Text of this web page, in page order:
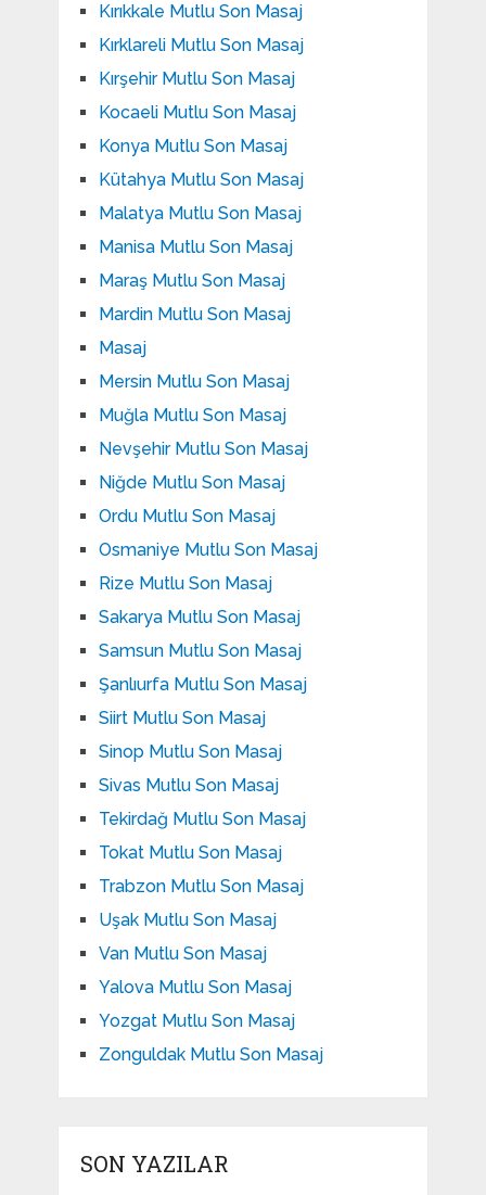
Kırıkkale Mutlu Son Masaj
Kırklareli Mutlu Son Masaj
Kırşehir Mutlu Son Masaj
Kocaeli Mutlu Son Masaj
Konya Mutlu Son Masaj
Kütahya Mutlu Son Masaj
Malatya Mutlu Son Masaj
Manisa Mutlu Son Masaj
Maraş Mutlu Son Masaj
Mardin Mutlu Son Masaj
Masaj
Mersin Mutlu Son Masaj
Muğla Mutlu Son Masaj
Nevşehir Mutlu Son Masaj
Niğde Mutlu Son Masaj
Ordu Mutlu Son Masaj
Osmaniye Mutlu Son Masaj
Rize Mutlu Son Masaj
Sakarya Mutlu Son Masaj
Samsun Mutlu Son Masaj
Şanlıurfa Mutlu Son Masaj
Siirt Mutlu Son Masaj
Sinop Mutlu Son Masaj
Sivas Mutlu Son Masaj
Tekirdağ Mutlu Son Masaj
Tokat Mutlu Son Masaj
Trabzon Mutlu Son Masaj
Uşak Mutlu Son Masaj
Van Mutlu Son Masaj
Yalova Mutlu Son Masaj
Yozgat Mutlu Son Masaj
Zonguldak Mutlu Son Masaj
SON YAZILAR